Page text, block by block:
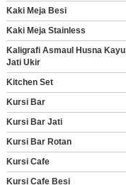
Kaki Meja Besi
Kaki Meja Stainless
Kaligrafi Asmaul Husna Kayu
Jati Ukir
Kitchen Set
Kursi Bar
Kursi Bar Jati
Kursi Bar Rotan
Kursi Cafe
Kursi Cafe Besi